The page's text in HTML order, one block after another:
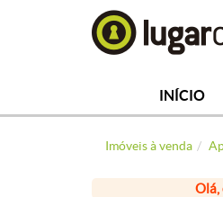
INÍCIO
Imóveis à venda
Olá,